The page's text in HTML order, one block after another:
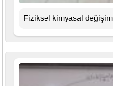
Fiziksel kimyasal değişim